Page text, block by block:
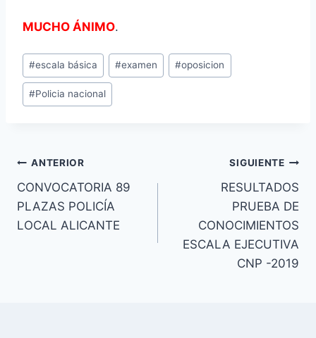
MUCHO ÁNIMO.
Etiquetas
de
la
#escala básica #examen #oposicion
#Policia nacional
Navegación
de
entradas
ANTERIOR
CONVOCATORIA 89
PLAZAS POLICÍA
LOCAL ALICANTE
SIGUIENTE
RESULTADOS
PRUEBA DE
CONOCIMIENTOS
ESCALA EJECUTIVA
CNP -2019